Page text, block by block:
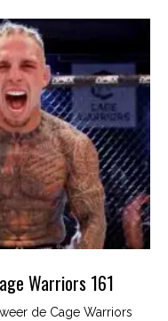
Warriors 161
de Cage Warriors